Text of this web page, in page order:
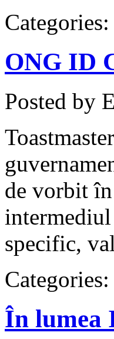
Categories:
ONG ID
Posted by
de vorbit
specific,
Categories:
În lumea